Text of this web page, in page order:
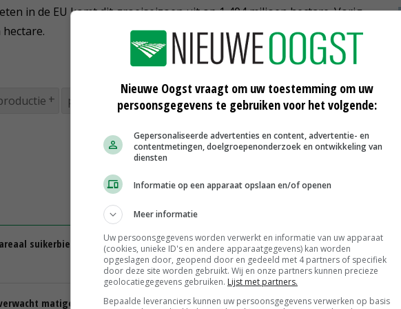
in de EU komt dit groeiseizoen uit op 1,404 miljoen hectare. Vorig
prognose MARS
suikerbieten 2017
Suiker Unie verwacht matige
suikeroogst
20-07-2016
matige
Structuurplekken geven schade in
Nieuwe Oogst vraagt om uw toestemming om uw
persoonsgegevens te gebruiken voor het volgende:
Gepersonaliseerde advertenties en content, advertentie- en
contentmetingen, doelgroepenonderzoek en ontwikkeling van
diensten
Informatie op een apparaat opslaan en/of openen
Meer informatie
Uw persoonsgegevens worden verwerkt en informatie van uw apparaat
(cookies, unieke ID's en andere apparaatgegevens) kan worden
opgeslagen door, geopend door en gedeeld met 4 partners of specifiek
door deze site worden gebruikt. Wij en onze partners kunnen precieze
geolocatiegegevens gebruiken. Lijst met partners.
Bepaalde leveranciers kunnen uw persoonsgegevens verwerken op basis